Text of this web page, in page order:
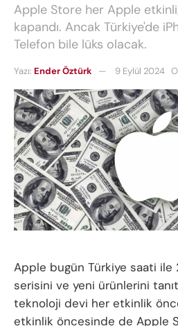
Apple Store her Apple
kapandı. Ancak Türkiye'de
Telefon bile lüks olacak.
Yazı: Ender Öztürk 9 Eylül 2024
Apple bugün Türkiye saati ile
serisini ve yeni ürünlerini
teknoloji devi her etkinlik
etkinlik öncesinde de Apple